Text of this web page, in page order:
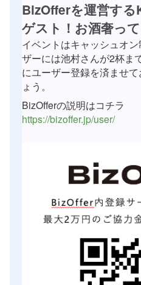
BizOfferを運営する
ゲスト！お酒奢っ
イベントはキャッシュオ
ザーには池村さんが2杯ま
にユーザー登録を済ませ
ょう。
BizOfferの説明はコチラ
https://bizoffer.jp/user/